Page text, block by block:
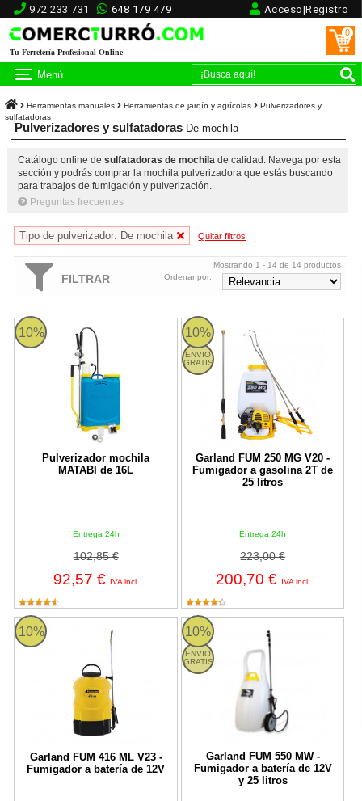
972 233 731 648 179 479 Acceso|Registro
Tu Ferretería Profesional Online
0
Menú
Herramientas manuales Herramientas de jardín y agrícolas
Pulverizadores y
sulfatadoras
Pulverizadores y sulfatadoras De mochila
Catálogo online de sulfatadoras de mochilade calidad. Navega por esta
sección y podrás comprar la mochila pulverizadora que estás buscando
para trabajos de fumigación y pulverización.
Preguntas frecuentes
Tipo de pulverizador: De mochila Quitar filtros
FILTRAR
Mostrando 1 - 14 de 14 productos
Ordenar por:
10%
Pulverizador mochila
MATABI de 16L
Entrega 24h
102,85 €
92,57 € IVA incl.
Pulverizador mochila MATABI de 16L
10%
ENVIO
GRATIS
Garland FUM 250 MG V20 -
Fumigador a gasolina 2T de
25 litros
Entrega 24h
223,00 €
200,70 € IVA incl.
FUM 250 MG Garland
10%
Garland FUM 416 ML V23 -
Fumigador a batería de 12V
FUM 416 ML Garland 10%
ENVIO
GRATIS
Garland FUM 550 MW -
Fumigador a batería de 12V
y 25 litros
FUM 550 MW Garland